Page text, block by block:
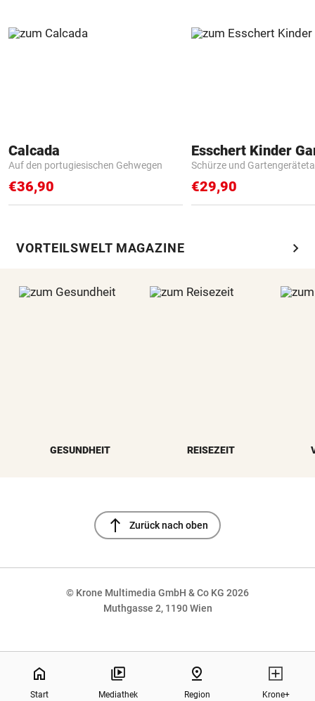
Calcada
Auf den portugiesischen Gehwegen
€36,90
Schürze und
€29,90
VORTEILSWELT MAGAZINE chevron_right
GESUNDHEIT REISEZEIT
north Zurück nach oben
© Krone Multimedia GmbH & Co KG 2026
Muthgasse 2, 1190 Wien
home
Start Mediathek
pin_drop
Region Krone+
NaN%